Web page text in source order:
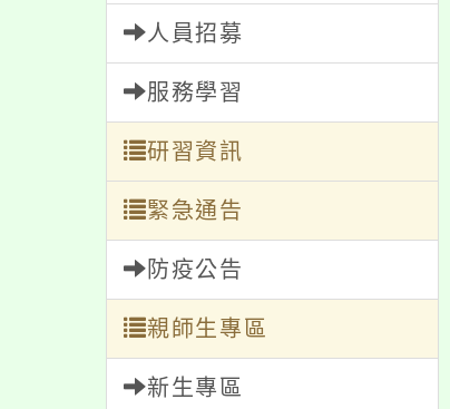
人員招募
服務學習
研習資訊
緊急通告
防疫公告
親師生專區
新生專區